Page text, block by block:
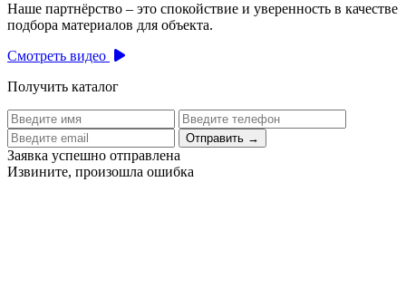
Наше партнёрство – это спокойствие и уверенность в качестве
подбора материалов для объекта.
Смотреть видео
Получить каталог
Отправить →
Заявка успешно отправлена
Извините, произошла ошибка